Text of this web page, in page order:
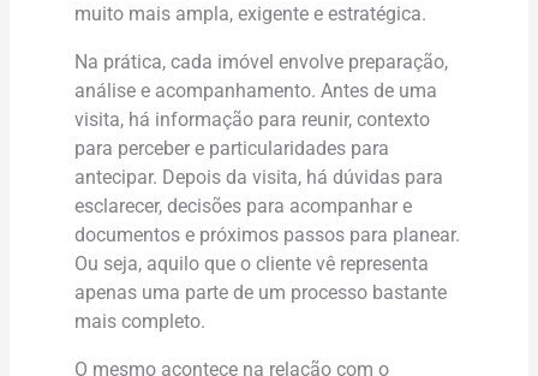
muito mais ampla, exigente e estratégica.
Na prática, cada imóvel envolve preparação,
análise e acompanhamento. Antes de uma
visita, há informação para reunir, contexto
para perceber e particularidades para
antecipar. Depois da visita, há dúvidas para
esclarecer, decisões para acompanhar e
documentos e próximos passos para planear.
Ou seja, aquilo que o cliente vê representa
apenas uma parte de um processo bastante
mais completo.
O mesmo acontece na relação com o